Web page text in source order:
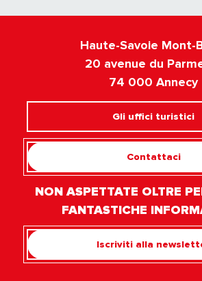
Haute-Savoie Mont-
20 avenue du
74 000 Annecy
Gli uffici turistici
Contattaci
NON ASPETTATE OLTRE
FANTASTICHE
Iscriviti alla